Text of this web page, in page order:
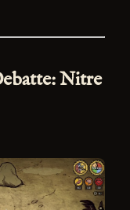
Nitre